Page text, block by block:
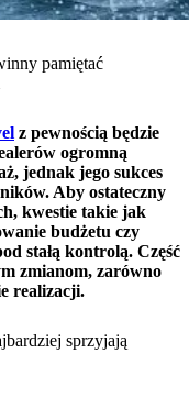
pamiętać
z pewnością będzie
ogromną
jednak jego sukces
Aby ostateczny
kwestie takie jak
budżetu czy
stałą kontrolą. Część
zmianom, zarówno
realizacji.
sprzyjają